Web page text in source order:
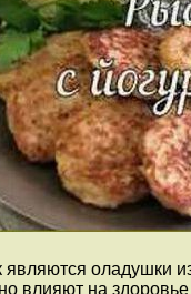
оладушки
влияют на здоровье